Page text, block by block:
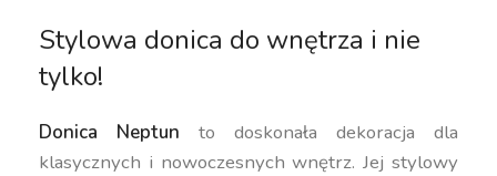
Stylowa donica do wnętrza i nie
tylko!
Donica Neptunto doskonała dekoracja dla
klasycznych i nowoczesnych wnętrz. Jej stylowy